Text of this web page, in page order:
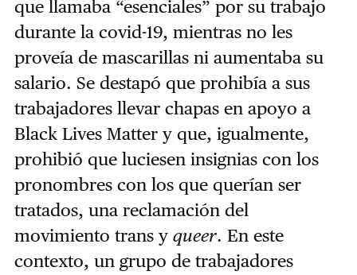
que llamaba “esenciales” por su trabajo
durante la covid-19, mientras no les
proveía de mascarillas ni aumentaba su
salario. Se destapó que prohibía a sus
trabajadores llevar chapas en apoyo a
Black Lives Matter y que, igualmente,
prohibió que luciesen insignias con los
pronombres con los que querían ser
tratados, una reclamación del
movimiento trans y queer. En este
contexto, un grupo de trabajadores